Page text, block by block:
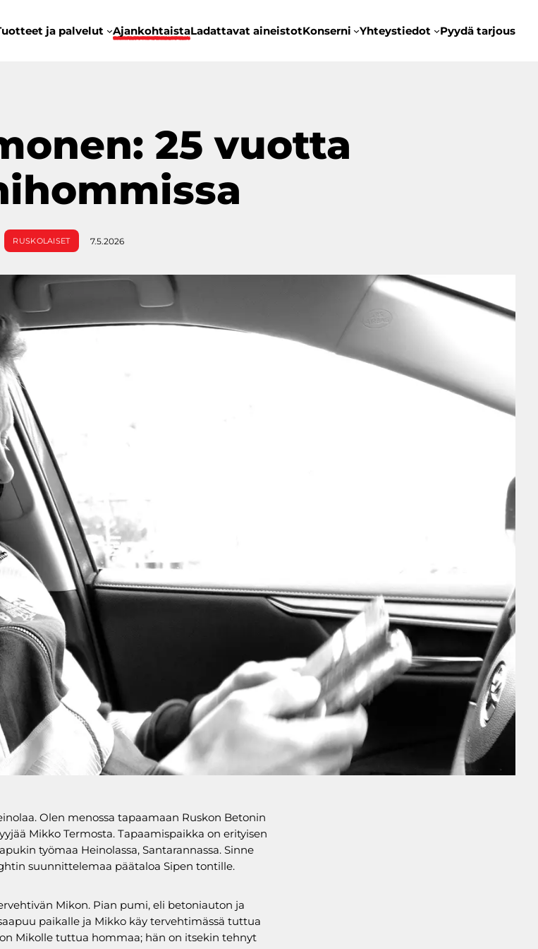
ja palvelut
AjankohtaistaLadattavat aineistotKonserni Yhteystiedot Pyydä tarjous
25 vuotta
RUSKOLAISET 7.5.2026
Olen menossa tapaamaan Ruskon Betonin
Mikko Termosta. Tapaamispaikka on erityisen
työmaa Heinolassa, Santarannassa. Sinne
suunnittelemaa päätaloa Sipen tontille.
Mikon. Pian pumi, eli betoniauton ja
paikalle ja Mikko käy tervehtimässä tuttua
Mikolle tuttua hommaa; hän on itsekin tehnyt